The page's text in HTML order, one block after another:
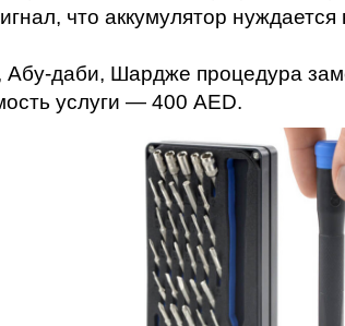
что аккумулятор нуждается
даби, Шардже процедура
услуги — 400 AED.